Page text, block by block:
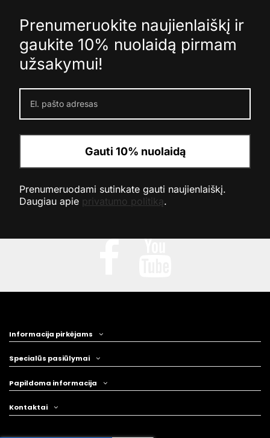
Prenumeruokite naujienlaiškį ir
gaukite 10% nuolaidą pirmam
užsakymui!
Gauti 10% nuolaidą
Prenumeruodami sutinkate gauti naujienlaiškį.
Daugiau apie privatumo politiką.
Informacija pirkėjams
Specialūs pasiūlymai
Papildoma informacija
Kontaktai